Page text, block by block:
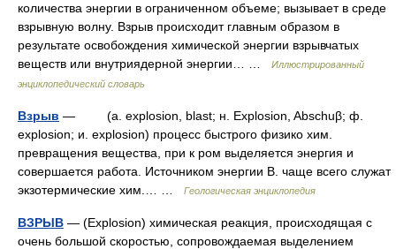
количества энергии в ограниченном объеме; вызывает в среде
взрывную волну. Взрыв происходит главным образом в
результате освобождения химической энергии взрывчатых
веществ или внутриядерной энергии… …
Иллюстрированный
энциклопедический словарь
Взрыв — (a. explosion, blast; н. Explosion, Abschuβ; ф.
explosion; и. explosion) процесс быстрого физико хим.
превращения вещества, при к ром выделяется энергия и
совершается работа. Источником энергии B. чаще всего служат
экзотермические хим.… …
Геологическая энциклопедия
ВЗРЫВ — (Explosion) химическая реакция, происходящая с
очень большой скоростью, сопровождаемая выделением